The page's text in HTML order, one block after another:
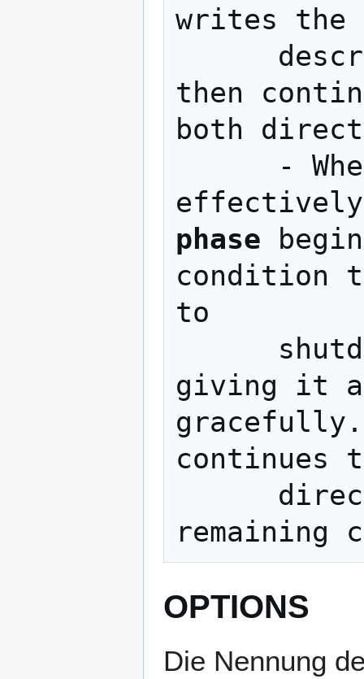
writes
then
both
effectively
phase
condition
to
giving it a
continues
OPTIONS
Die Nennung